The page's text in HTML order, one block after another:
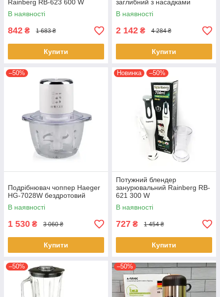
Rainberg RB-623 600 W
В наявності
842 ₴ 1 683 ₴
Купити
заглибний з насадками
В наявності
2 142 ₴ 4 284 ₴
Купити
–50%
Подрібнювач чоппер Haeger
HG-7028W бездротовий
В наявності
1 530 ₴ 3 060 ₴
Купити
Новинка –50%
Потужний блендер
занурювальний Rainberg RB-
621 300 W
багатофункціональний
занурювальний ручний
В наявності
727 ₴ 1 454 ₴
Купити
–50% –50%